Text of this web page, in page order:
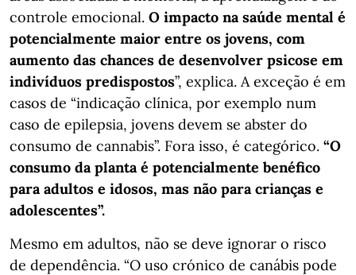
controle emocional. O impacto na saúde mental é
potencialmente maior entre os jovens, com
aumento das chances de desenvolver psicose em
indivíduos predispostos”, explica. A exceção é em
casos de “indicação clínica, por exemplo num
caso de epilepsia, jovens devem se abster do
consumo de cannabis”. Fora isso, é categórico. “O
consumo da planta é potencialmente benéfico
para adultos e idosos, mas não para crianças e
adolescentes”.
Mesmo em adultos, não se deve ignorar o risco
de dependência. “O uso crónico de canábis pode